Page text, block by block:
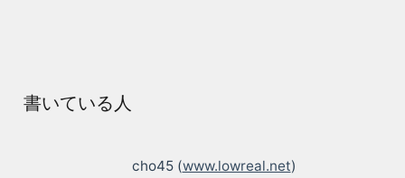
書いている人
cho45 (www.lowreal.net)